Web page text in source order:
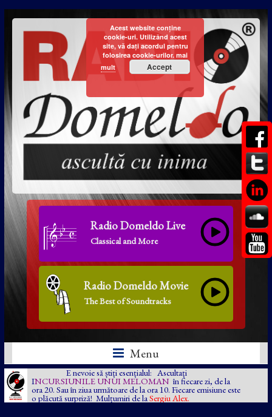
Radio Domeldo Live
Classical and More
Radio Domeldo Movie
The Best of Soundtracks
Menu
E nevoie să știți esențialul: Ascultați
INCURSIUNILE UNUI MELOMAN în fiecare zi, de la
ora 20. Sau în ziua următoare de la ora 10. Fiecare emisiune este
o plăcută surpriză! Mulțumiri de la Sergiu Alex.
Acest website conține
cookie-uri. Utilizând acest
site, vă dați acordul pentru
folosirea cookie-urilor. mai
mult
Accept